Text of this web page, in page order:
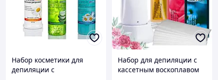
Набор косметики для
депиляции с
Набор для депиляции с
кассетным воскоплавом